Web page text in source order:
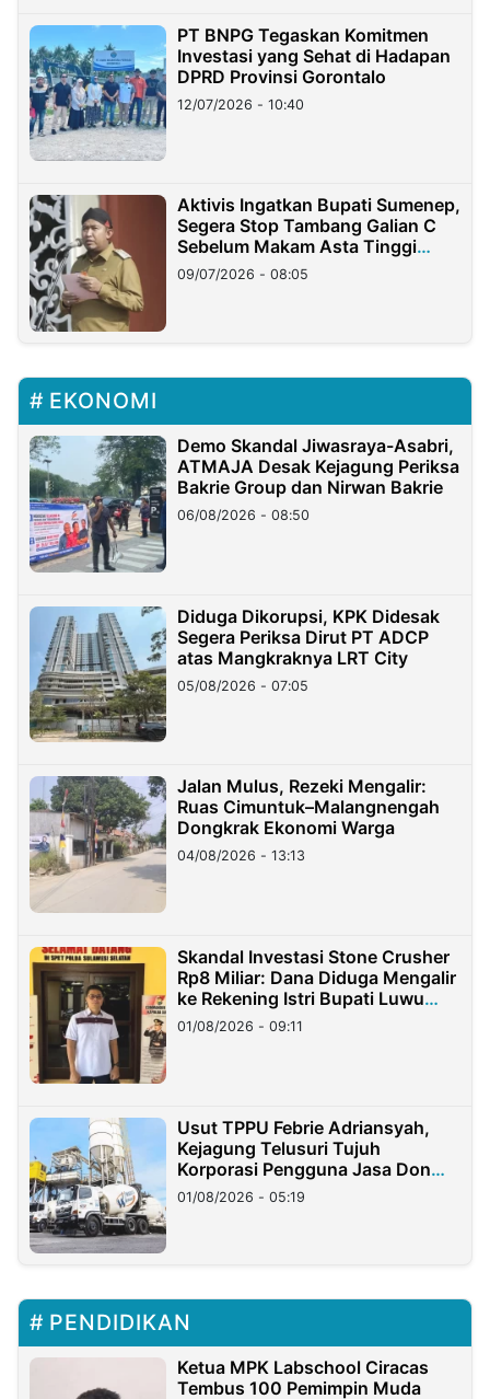
PT BNPG Tegaskan Komitmen
Investasi yang Sehat di Hadapan
DPRD Provinsi Gorontalo
12/07/2026 - 10:40
Aktivis Ingatkan Bupati Sumenep,
Segera Stop Tambang Galian C
Sebelum Makam Asta Tinggi
Longsor
09/07/2026 - 08:05
EKONOMI
Demo Skandal Jiwasraya-Asabri,
ATMAJA Desak Kejagung Periksa
Bakrie Group dan Nirwan Bakrie
06/08/2026 - 08:50
Diduga Dikorupsi, KPK Didesak
Segera Periksa Dirut PT ADCP
atas Mangkraknya LRT City
05/08/2026 - 07:05
Jalan Mulus, Rezeki Mengalir:
Ruas Cimuntuk–Malangnengah
Dongkrak Ekonomi Warga
04/08/2026 - 13:13
Skandal Investasi Stone Crusher
Rp8 Miliar: Dana Diduga Mengalir
ke Rekening Istri Bupati Luwu
Timur
01/08/2026 - 09:11
Usut TPPU Febrie Adriansyah,
Kejagung Telusuri Tujuh
Korporasi Pengguna Jasa Don
Ritto
01/08/2026 - 05:19
PENDIDIKAN
Ketua MPK Labschool Ciracas
Tembus 100 Pemimpin Muda